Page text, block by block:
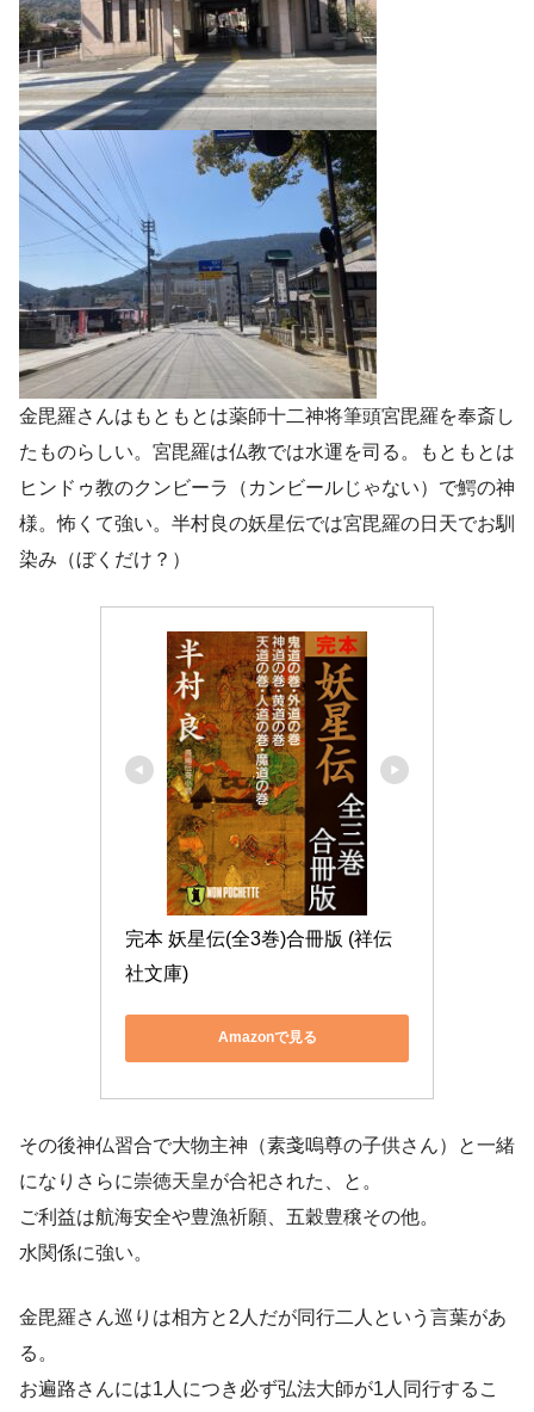
金毘羅さんはもともとは薬師十二神将筆頭宮毘羅を奉斎し
たものらしい。宮毘羅は仏教では水運を司る。もともとは
ヒンドゥ教のクンビーラ（カンビールじゃない）で鰐の神
様。怖くて強い。半村良の妖星伝では宮毘羅の日天でお馴
染み（ぼくだけ？）
完本 妖星伝(全3巻)合冊版 (祥伝
社文庫)
Amazonで見る
その後神仏習合で大物主神（素戔嗚尊の子供さん）と一緒
になりさらに崇徳天皇が合祀された、と。
ご利益は航海安全や豊漁祈願、五穀豊穣その他。
水関係に強い。
金毘羅さん巡りは相方と2人だが同行二人という言葉があ
る。
お遍路さんには1人につき必ず弘法大師が1人同行するこ